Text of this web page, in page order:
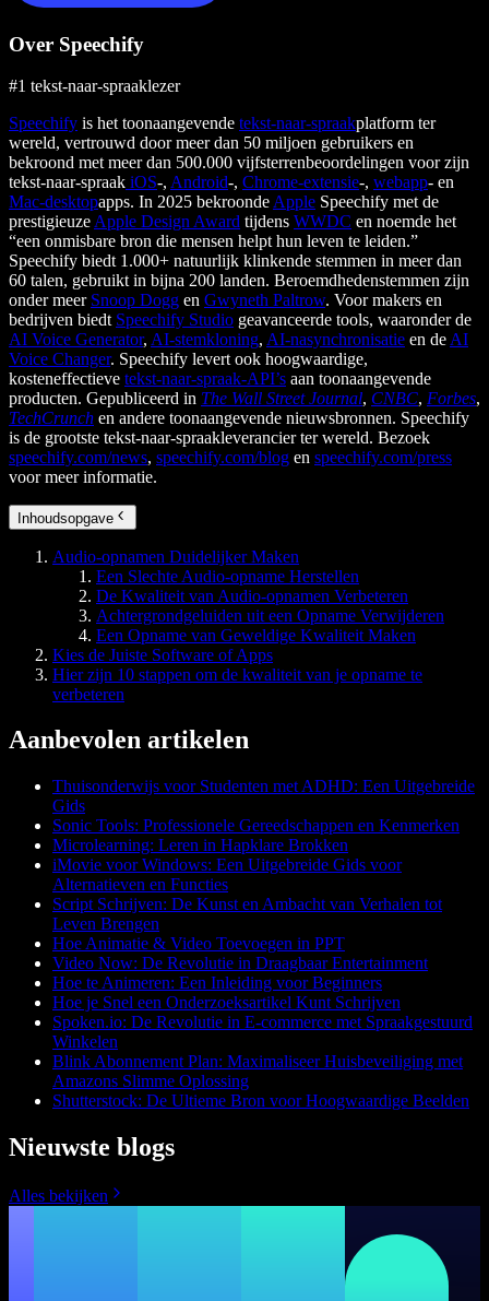
Over Speechify
#1 tekst-naar-spraaklezer
Speechify is het toonaangevende tekst-naar-spraakplatform ter
wereld, vertrouwd door meer dan 50 miljoen gebruikers en
bekroond met meer dan 500.000 vijfsterrenbeoordelingen voor zijn
tekst-naar-spraak iOS-, Android-, Chrome-extensie-, webapp- en
Mac-desktopapps. In 2025 bekroonde Apple Speechify met de
prestigieuze Apple Design Award tijdens WWDC en noemde het
“een onmisbare bron die mensen helpt hun leven te leiden.”
Speechify biedt 1.000+ natuurlijk klinkende stemmen in meer dan
60 talen, gebruikt in bijna 200 landen. Beroemdhedenstemmen zijn
onder meer Snoop Dogg en Gwyneth Paltrow. Voor makers en
bedrijven biedt Speechify Studio geavanceerde tools, waaronder de
AI Voice Generator, AI-stemkloning, AI-nasynchronisatie en de AI
Voice Changer. Speechify levert ook hoogwaardige,
kosteneffectieve tekst-naar-spraak-API’s aan toonaangevende
producten. Gepubliceerd in The Wall Street Journal, CNBC, Forbes,
TechCrunch en andere toonaangevende nieuwsbronnen. Speechify
is de grootste tekst-naar-spraakleverancier ter wereld. Bezoek
speechify.com/news, speechify.com/blog en speechify.com/press
voor meer informatie.
Inhoudsopgave
Audio-opnamen Duidelijker Maken
Een Slechte Audio-opname Herstellen
De Kwaliteit van Audio-opnamen Verbeteren
Achtergrondgeluiden uit een Opname Verwijderen
Een Opname van Geweldige Kwaliteit Maken
Kies de Juiste Software of Apps
Hier zijn 10 stappen om de kwaliteit van je opname te
verbeteren
Aanbevolen artikelen
Thuisonderwijs voor Studenten met ADHD: Een Uitgebreide
Gids
Sonic Tools: Professionele Gereedschappen en Kenmerken
Microlearning: Leren in Hapklare Brokken
iMovie voor Windows: Een Uitgebreide Gids voor
Alternatieven en Functies
Script Schrijven: De Kunst en Ambacht van Verhalen tot
Leven Brengen
Hoe Animatie & Video Toevoegen in PPT
Video Now: De Revolutie in Draagbaar Entertainment
Hoe te Animeren: Een Inleiding voor Beginners
Hoe je Snel een Onderzoeksartikel Kunt Schrijven
Spoken.io: De Revolutie in E-commerce met Spraakgestuurd
Winkelen
Blink Abonnement Plan: Maximaliseer Huisbeveiliging met
Amazons Slimme Oplossing
Shutterstock: De Ultieme Bron voor Hoogwaardige Beelden
Nieuwste blogs
Alles bekijken